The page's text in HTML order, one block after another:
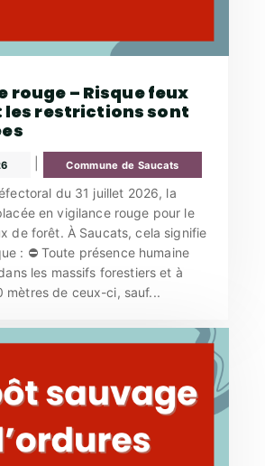
rouge – Risque feux
les restrictions sont
Commune de Saucats
du 31 juillet 2026, la
en vigilance rouge pour le
de forêt. À Saucats, cela signifie
: ⛔ Toute présence humaine
les massifs forestiers et à
mètres de ceux-ci, sauf...